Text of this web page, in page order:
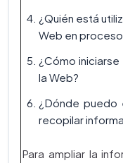
¿Quién está
Web en
¿Cómo
la Web?
¿Dónde puedo
recopilar
Para ampliar la